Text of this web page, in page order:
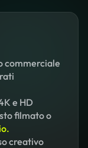
commerciale
e HD
filmato o
creativo